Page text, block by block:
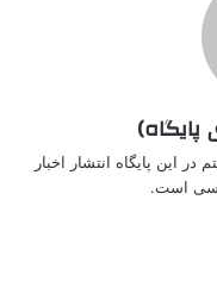
پایگاه)
این پایگاه انتشار اخبار
است.